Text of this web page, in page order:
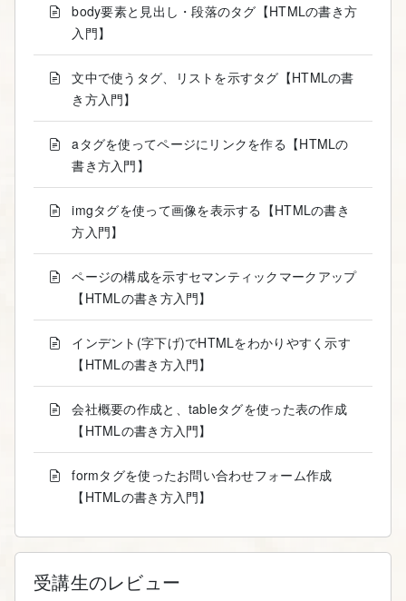
body要素と見出し・段落のタグ【HTMLの書き方
入門】
文中で使うタグ、リストを示すタグ【HTMLの書
き方入門】
aタグを使ってページにリンクを作る【HTMLの
書き方入門】
imgタグを使って画像を表示する【HTMLの書き
方入門】
ページの構成を示すセマンティックマークアップ
【HTMLの書き方入門】
インデント(字下げ)でHTMLをわかりやすく示す
【HTMLの書き方入門】
会社概要の作成と、tableタグを使った表の作成
【HTMLの書き方入門】
formタグを使ったお問い合わせフォーム作成
【HTMLの書き方入門】
受講生のレビュー